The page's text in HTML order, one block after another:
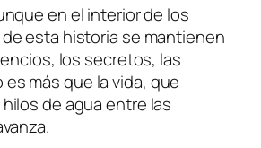
en el interior de los
esta historia se mantienen
los secretos, las
es más que la vida, que
de agua entre las